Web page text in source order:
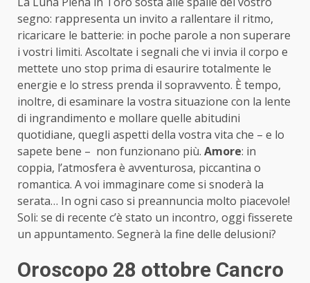
segno: rappresenta un invito a rallentare il ritmo,
ricaricare le batterie: in poche parole a non superare
i vostri limiti. Ascoltate i segnali che vi invia il corpo e
mettete uno stop prima di esaurire totalmente le
energie e lo stress prenda il sopravvento. È tempo,
inoltre, di esaminare la vostra situazione con la lente
di ingrandimento e mollare quelle abitudini
quotidiane, quegli aspetti della vostra vita che – e lo
sapete bene – non funzionano più. Amore: in
coppia, l’atmosfera è avventurosa, piccantina o
romantica. A voi immaginare come si snoderà la
serata… In ogni caso si preannuncia molto piacevole!
Soli: se di recente c’è stato un incontro, oggi fisserete
un appuntamento. Segnerà la fine delle delusioni?
Oroscopo 28 ottobre Cancro